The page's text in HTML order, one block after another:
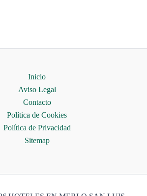
Inicio
Aviso Legal
Contacto
Política de Cookies
Política de Privacidad
Sitemap